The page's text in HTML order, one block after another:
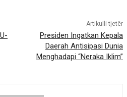
Artikulli tjetër
Presiden Ingatkan Kepala
Daerah Antisipasi Dunia
Menghadapi “Neraka Iklim”